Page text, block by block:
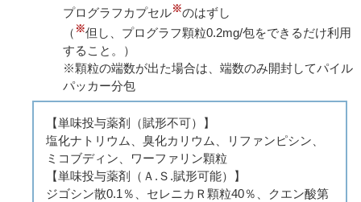
プログラフカプセル※のはずし
（ ※但し、プログラフ顆粒0.2mg/包をできるだけ利用
すること。）
※顆粒の端数が出た場合は、端数のみ開封してパイル
パッカー分包
【単味投与薬剤（賦形不可）】
塩化ナトリウム、臭化カリウム、リファンピシン、
ミコブディン、ワーファリン顆粒
【単味投与薬剤（Ａ.Ｓ.賦形可能）】
ジゴシン散0.1％、セレニカＲ顆粒40％、クエン酸第